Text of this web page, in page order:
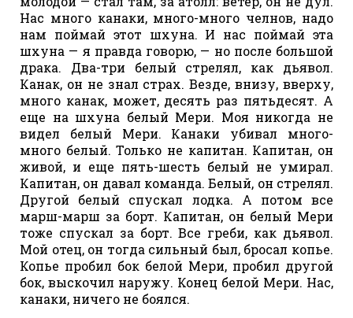
Нас много канаки, много-много челнов, надо
нам поймай этот шхуна. И нас поймай эта
шхуна — я правда говорю, — но после большой
драка. Два-три белый стрелял, как дьявол.
Канак, он не знал страх. Везде, внизу, вверху,
много канак, может, десять раз пятьдесят. А
еще на шхуна белый Мери. Моя никогда не
видел белый Мери. Канаки убивал много-
много белый. Только не капитан. Капитан, он
живой, и еще пять-шесть белый не умирал.
Капитан, он давал команда. Белый, он стрелял.
Другой белый спускал лодка. А потом все
марш-марш за борт. Капитан, он белый Мери
тоже спускал за борт. Все греби, как дьявол.
Мой отец, он тогда сильный был, бросал копье.
Копье пробил бок белой Мери, пробил другой
бок, выскочил наружу. Конец белой Мери. Нас,
канаки, ничего не боялся.